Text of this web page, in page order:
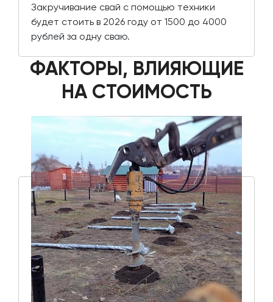
Закручивание свай с помощью техники
будет стоить в 2026 году от 1500 до 4000
рублей за одну сваю.
ФАКТОРЫ, ВЛИЯЮЩИЕ
НА СТОИМОСТЬ